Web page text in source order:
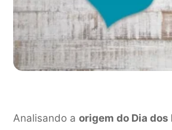
Analisando aorigem do Dia dos